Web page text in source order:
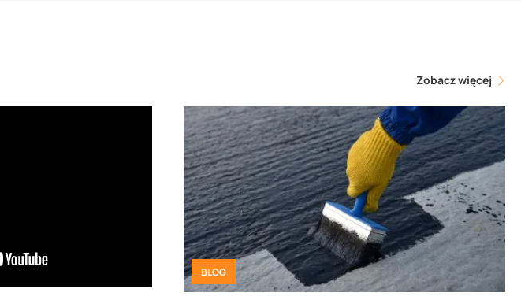
Zobacz więcej
BLOG